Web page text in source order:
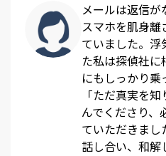
メールは返信が
スマホを肌身離
ていました。浮
た私は探偵社
にもしっかり乗
「ただ真実を
んでくださり、
ていただきまし
話し合い、和解